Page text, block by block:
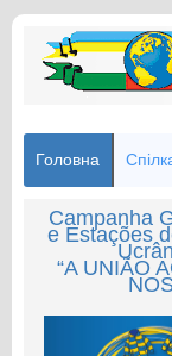
Головна
Campanha
e Estações
“A UNIÃO